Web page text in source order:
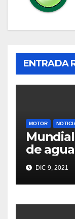
ENTRADA
MOTOR
de agua
DIC 9, 2021